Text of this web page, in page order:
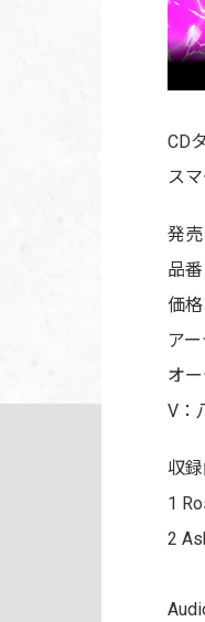
CD
ス
発
品
価
ア
オ
V：
収録
1
2